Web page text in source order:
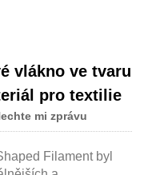
vlákno ve tvaru
pro textilie
mi zprávu
Filament byl